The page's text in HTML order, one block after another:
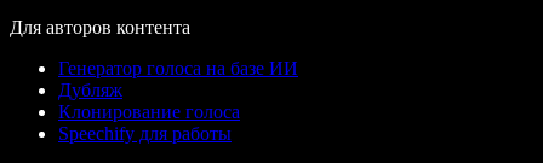
Для авторов контента
Генератор голоса на базе ИИ
Дубляж
Клонирование голоса
Speechify для работы